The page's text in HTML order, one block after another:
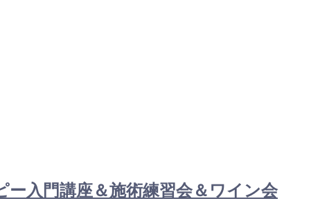
ー入門講座＆施術練習会＆ワイン会